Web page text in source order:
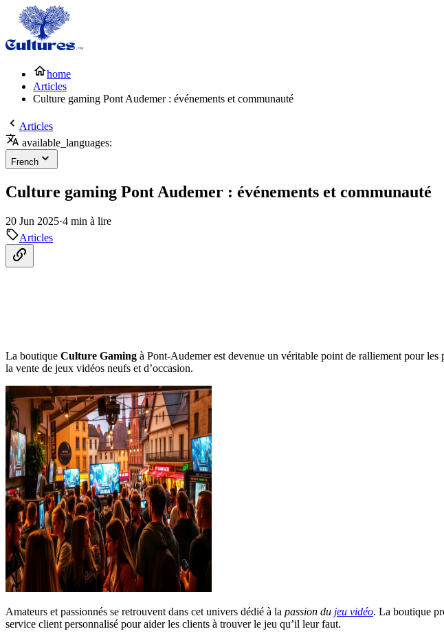
home
Articles
Culture gaming Pont Audemer : événements et communauté
Articles
available_languages:
French
Culture gaming Pont Audemer : événements et communauté
20 Jun 2025·4 min à lire
Articles
La boutique Culture Gaming à Pont-Audemer est devenue un véritable point de ralliement pour
la vente de jeux vidéos neufs et d’occasion.
Amateurs et passionnés se retrouvent dans cet univers dédié à la passion du jeu vidéo. La boutique
service client personnalisé pour aider les clients à trouver le jeu qu’il leur faut.